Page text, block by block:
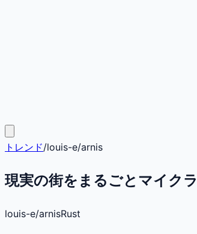
トレンド/louis-e/arnis
現実の街をまるごとマイク
louis-e/arnisRust